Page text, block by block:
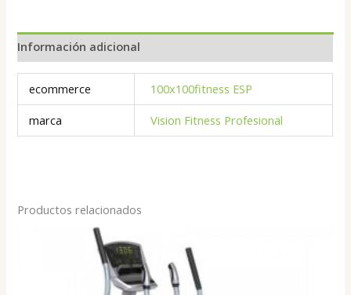
Información adicional
ecommerce
100x100fitness ESP
marca
Vision Fitness Profesional
Productos relacionados